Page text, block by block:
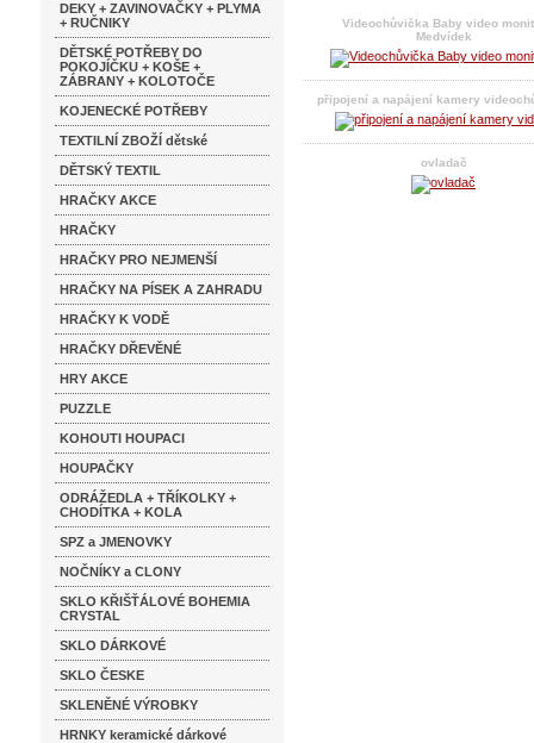
DEKY + ZAVINOVAČKY + PLYMA
+ RUČNIKY
DĚTSKÉ POTŘEBY DO
POKOJÍČKU + KOŠE +
ZÁBRANY + KOLOTOČE
KOJENECKÉ POTŘEBY
TEXTILNÍ ZBOŽÍ dětské
DĚTSKÝ TEXTIL
HRAČKY AKCE
HRAČKY
HRAČKY PRO NEJMENŠÍ
HRAČKY NA PÍSEK A ZAHRADU
HRAČKY K VODĚ
HRAČKY DŘEVĚNÉ
HRY AKCE
PUZZLE
KOHOUTI HOUPACI
HOUPAČKY
ODRÁŽEDLA + TŘÍKOLKY +
CHODÍTKA + KOLA
SPZ a JMENOVKY
NOČNÍKY a CLONY
SKLO KŘIŠŤÁLOVÉ BOHEMIA
CRYSTAL
SKLO DÁRKOVÉ
SKLO ČESKE
SKLENĚNÉ VÝROBKY
HRNKY keramické dárkové
Videochůvička Baby video
Medvídek
připojení a napájení kamery
ovladač